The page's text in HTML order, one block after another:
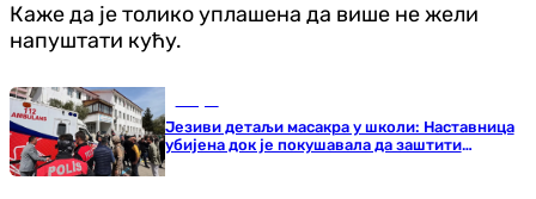
Каже да је толико уплашена да више не жели
напуштати кућу.
Језиви детаљи масакра у школи: Наставница
убијена док је покушавала да заштити
ученике